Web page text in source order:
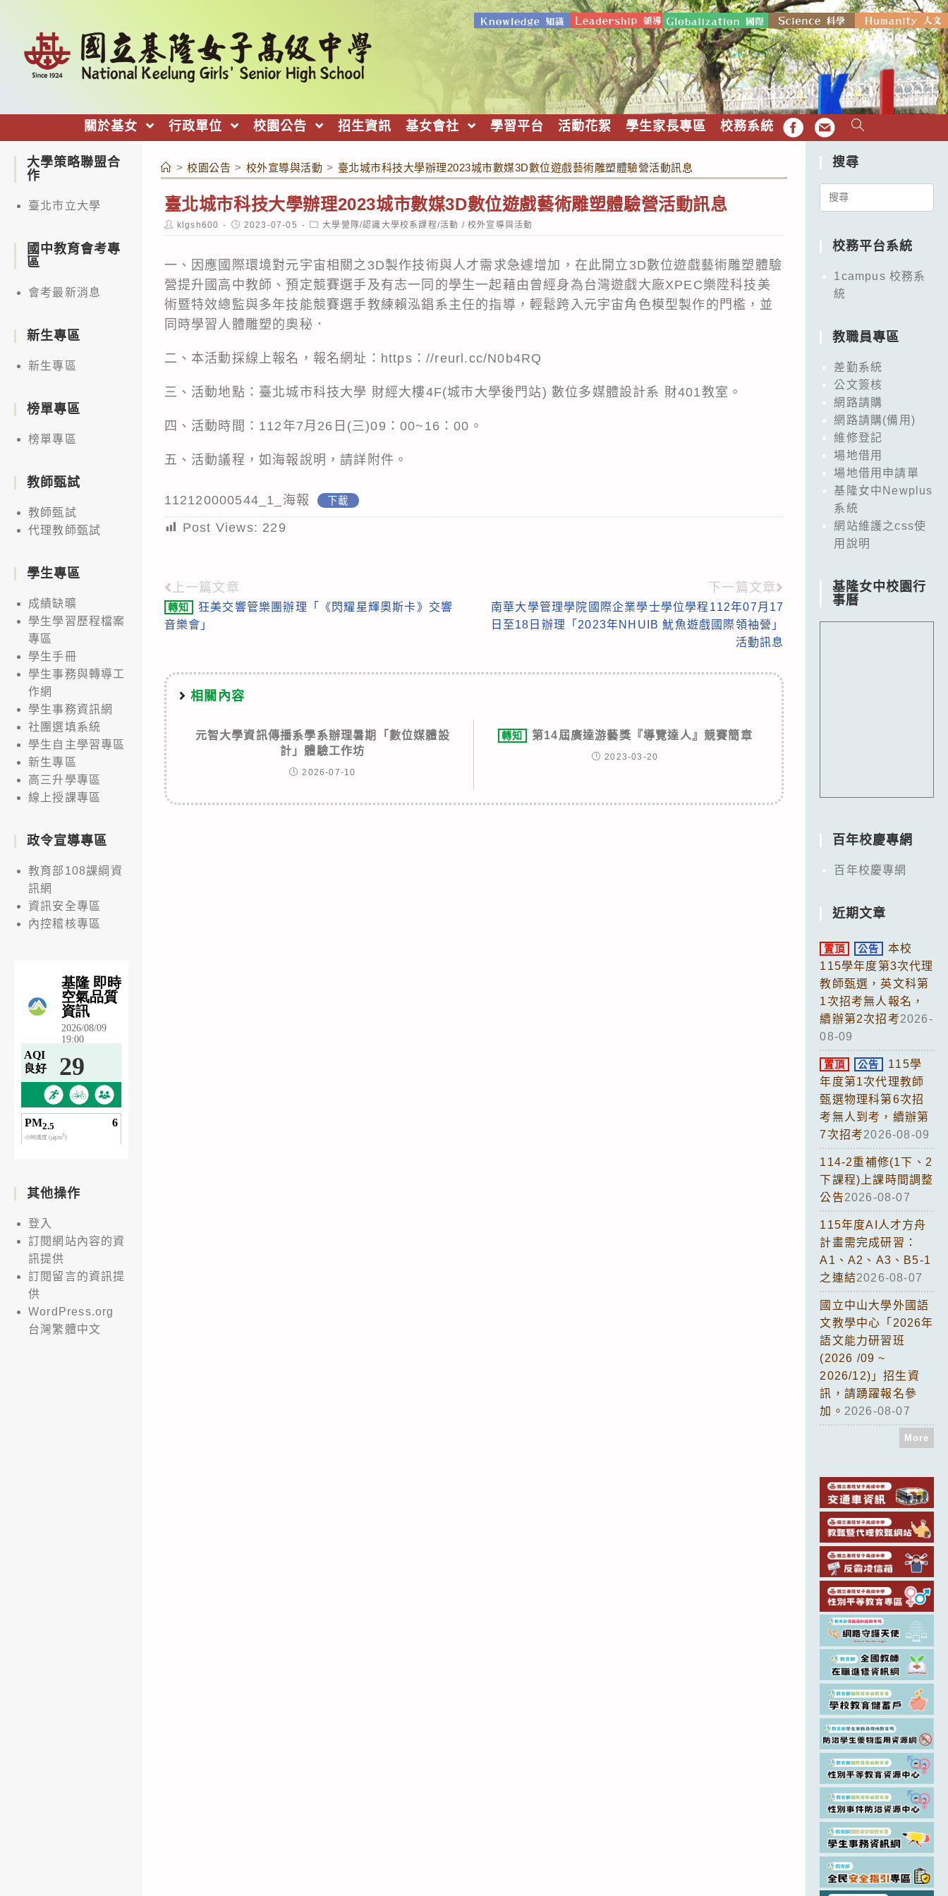
關於基女 行政單位 校園公告 招生資訊 基女會社 學習平台 活動花絮 學生家長專區 校務系統 FB EMAIL
> 校園公告 > 校外宣導與活動 > 臺北城市科技大學辦理2023城市數媒3D數位遊戲藝術雕塑體驗營活動訊息
臺北城市科技大學辦理2023城市數媒3D數位遊戲藝術雕塑體驗營活動訊息
Post
author:
klgsh600
Post
published:
2023-07-05
Post
category:
大學營隊/認識大學校系課程/活動 / 校外宣導與活動
一、因應國際環境對元宇宙相關之3D製作技術與人才需求急遽增加，在此開立3D數位遊戲藝術雕塑體驗
營提升國高中教師、預定競賽選手及有志一同的學生一起藉由曾經身為台灣遊戲大廠XPEC樂陞科技美
術暨特效總監與多年技能競賽選手教練賴泓錩系主任的指導，輕鬆跨入元宇宙角色模型製作的門檻，並
同時學習人體雕塑的奧秘．
二、本活動採線上報名，報名網址：https：//reurl.cc/N0b4RQ
三、活動地點：臺北城市科技大學 財經大樓4F(城市大學後門站) 數位多媒體設計系 財401教室。
四、活動時間：112年7月26日(三)09：00~16：00。
五、活動議程，如海報說明，請詳附件。
112120000544_1_海報 下載
Post Views: 229
Read
more
上一篇文章
轉知
狂美交響管樂團辦理「《閃耀星輝奧斯卡》交響
音樂會」
下一篇文章
南華大學管理學院國際企業學士學位學程112年07月17
日至18日辦理「2023年NHUIB 魷魚遊戲國際領袖營」
活動訊息
相關內容
元智大學資訊傳播系學系辦理暑期「數位媒體設
計」體驗工作坊
2026-07-10
轉知 第14屆廣達游藝獎『導覽達人』競賽簡章
2023-03-20
大學策略聯盟合
作
臺北市立大學
國中教育會考專
區
會考最新消息
新生專區
新生專區
榜單專區
榜單專區
教師甄試
教師甄試
代理教師甄試
學生專區
成績缺曠
學生學習歷程檔案
專區
學生手冊
學生事務與轉導工
作網
學生事務資訊網
社團選填系統
學生自主學習專區
新生專區
高三升學專區
線上授課專區
政令宣導專區
教育部108課綱資
訊網
資訊安全專區
內控稽核專區
其他操作
登入
訂閱網站內容的資
訊提供
訂閱留言的資訊提
供
WordPress.org
台灣繁體中文
搜尋
Search
校務平台系統
1campus 校務系
統
教職員專區
差勤系統
公文簽核
網路請購
網路請購(備用)
維修登記
場地借用
場地借用申請單
基隆女中Newplus
系統
網站維護之css使
用說明
基隆女中校園行
事曆
百年校慶專網
百年校慶專網
近期文章
置頂 公告
本校
115學年度第3次代理
教師甄選，英文科第
1次招考無人報名，
續辦第2次招考2026-
08-09
置頂 公告
115學
年度第1次代理教師
甄選物理科第6次招
考無人到考，續辦第
7次招考2026-08-09
114-2重補修(1下、2
下課程)上課時間調整
公告2026-08-07
115年度AI人才方舟
計畫需完成研習：
A1、A2、A3、B5-1
之連結2026-08-07
國立中山大學外國語
文教學中心「2026年
語文能力研習班
(2026 /09 ~
2026/12)」招生資
訊，請踴躍報名參
加。 2026-08-07
More